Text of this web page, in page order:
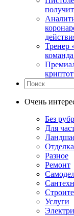
Тренер
Очень
Без
Для
Разное
Ремонт
Услуги